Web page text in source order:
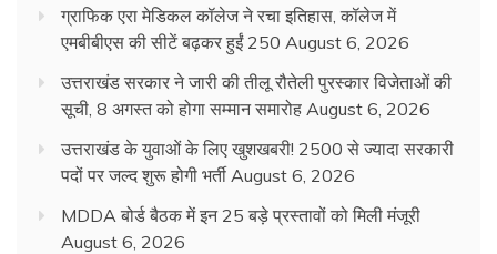
ग्राफिक एरा मेडिकल कॉलेज ने रचा इतिहास, कॉलेज में
एमबीबीएस की सीटें बढ़कर हुईं 250 August 6, 2026
उत्तराखंड सरकार ने जारी की तीलू रौतेली पुरस्कार विजेताओं की
सूची, 8 अगस्त को होगा सम्मान समारोह August 6, 2026
उत्तराखंड के युवाओं के लिए खुशखबरी! 2500 से ज्यादा सरकारी
पदों पर जल्द शुरू होगी भर्ती August 6, 2026
MDDA बोर्ड बैठक में इन 25 बड़े प्रस्तावों को मिली मंजूरी
August 6, 2026